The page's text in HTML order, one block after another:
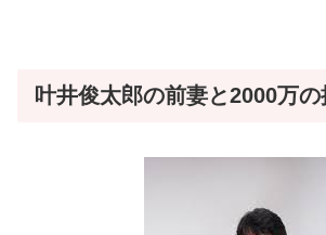
叶井俊太郎の前妻と2000万